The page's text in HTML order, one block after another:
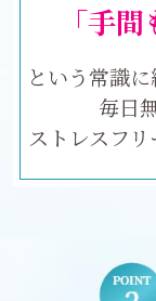
「手
という常識
毎日
ストレスフ